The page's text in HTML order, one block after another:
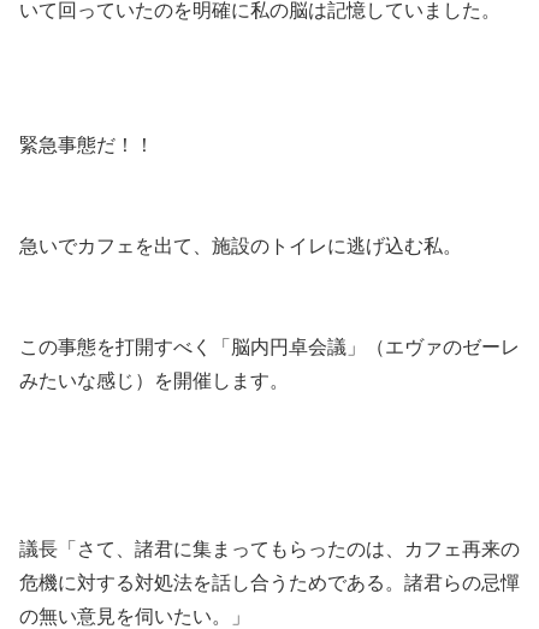
いて回っていたのを明確に私の脳は記憶していました。
緊急事態だ！！
急いでカフェを出て、施設のトイレに逃げ込む私。
この事態を打開すべく「脳内円卓会議」（エヴァのゼーレ
みたいな感じ）を開催します。
議長「さて、諸君に集まってもらったのは、カフェ再来の
危機に対する対処法を話し合うためである。諸君らの忌憚
の無い意見を伺いたい。」